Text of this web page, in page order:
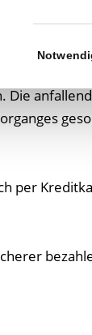
Die in
Erwerbs)
Die
per